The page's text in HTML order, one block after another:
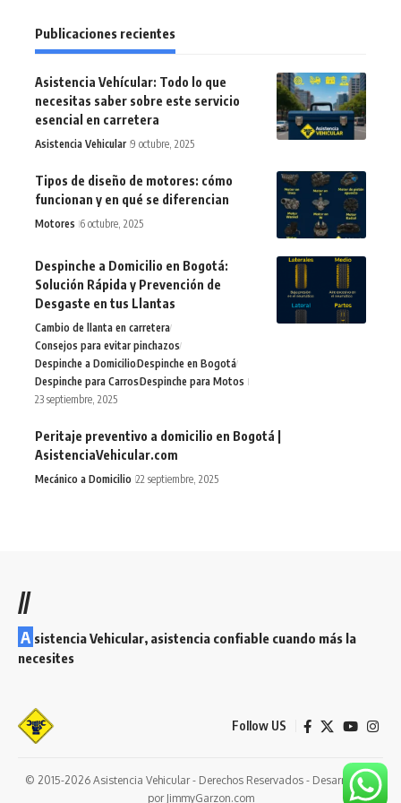
Publicaciones recientes
Asistencia Vehícular: Todo lo que
necesitas saber sobre este servicio
esencial en carretera
Asistencia Vehicular 9 octubre, 2025
Tipos de diseño de motores: cómo
funcionan y en qué se diferencian
Motores 6 octubre, 2025
Despinche a Domicilio en Bogotá:
Solución Rápida y Prevención de
Desgaste en tus Llantas
Cambio de llanta en carretera
Consejos para evitar pinchazos
Despinche a DomicilioDespinche en Bogotá
Despinche para CarrosDespinche para Motos
23 septiembre, 2025
Peritaje preventivo a domicilio en Bogotá |
AsistenciaVehicular.com
Mecánico a Domicilio 22 septiembre, 2025
//
A sistencia Vehicular, asistencia confiable cuando más la
necesites
Follow US
© 2015-2026 Asistencia Vehicular - Derechos Reservados - Desarrollado
por JimmyGarzon.com